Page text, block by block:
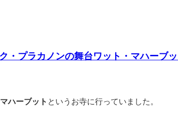
・プラカノンの舞台ワット・マハーブ
ハーブット というお寺に行っていました。